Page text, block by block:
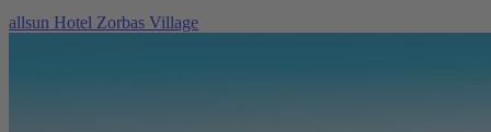
allsun Hotel Zorbas Village